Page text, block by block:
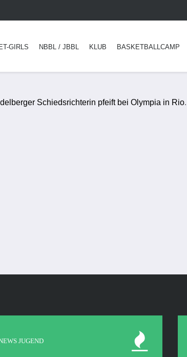
GIRLS NBBL / JBBL KLUB BASKETBALLCAMP
Schiedsrichterin pfeift bei Olympia in Rio.
JUGEND